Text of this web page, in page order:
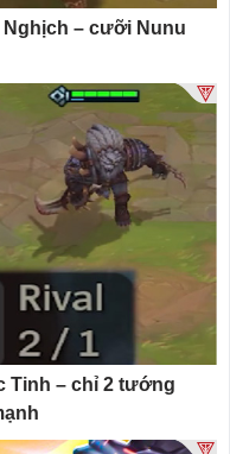
Nghịch – cưỡi Nunu
Tinh – chỉ 2 tướng